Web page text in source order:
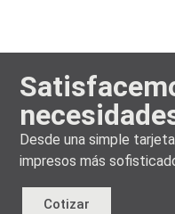
Desde una simple
impresos más
Cotizar